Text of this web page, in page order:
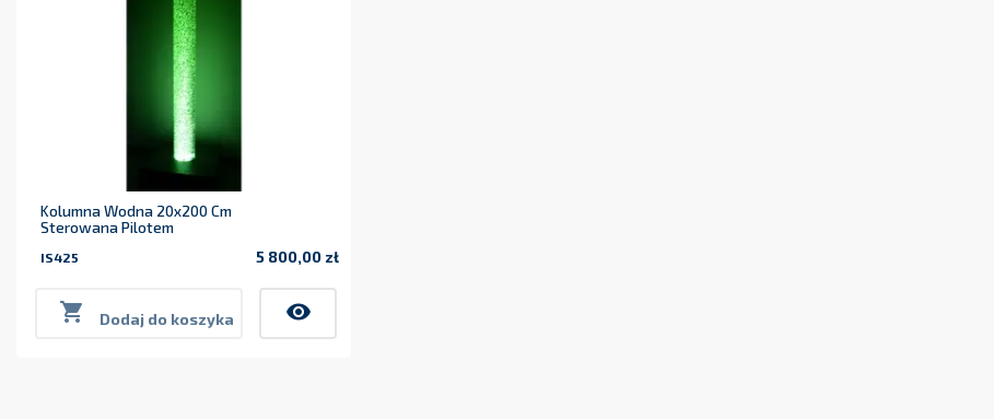
Kolumna Wodna 20x200 Cm
Sterowana Pilotem
IS425 5 800,00 zł
 Dodaj do koszyka visibility